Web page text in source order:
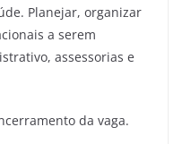
Planejar, organizar
a serem
assessorias e
da vaga.